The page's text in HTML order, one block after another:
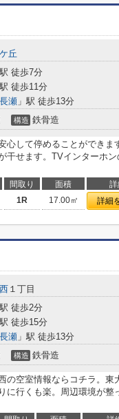
丘
徒歩7分
徒歩11分
瀬 」駅 徒歩13分
構造 鉄骨造
心して停めることができま
干せます。TVインターホ
間取り 面積 詳
1R 17.00㎡ 詳細
１丁目
徒歩2分
徒歩15分
瀬 」駅 徒歩13分
構造 鉄骨造
の空室情報ならコチラ。東
に行くも楽。周辺環境が整